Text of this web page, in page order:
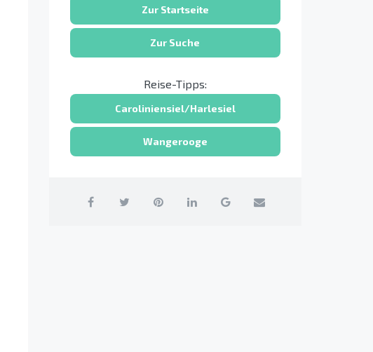
Zur Startseite
Zur Suche
Reise-Tipps:
Caroliniensiel/Harlesiel
Wangerooge